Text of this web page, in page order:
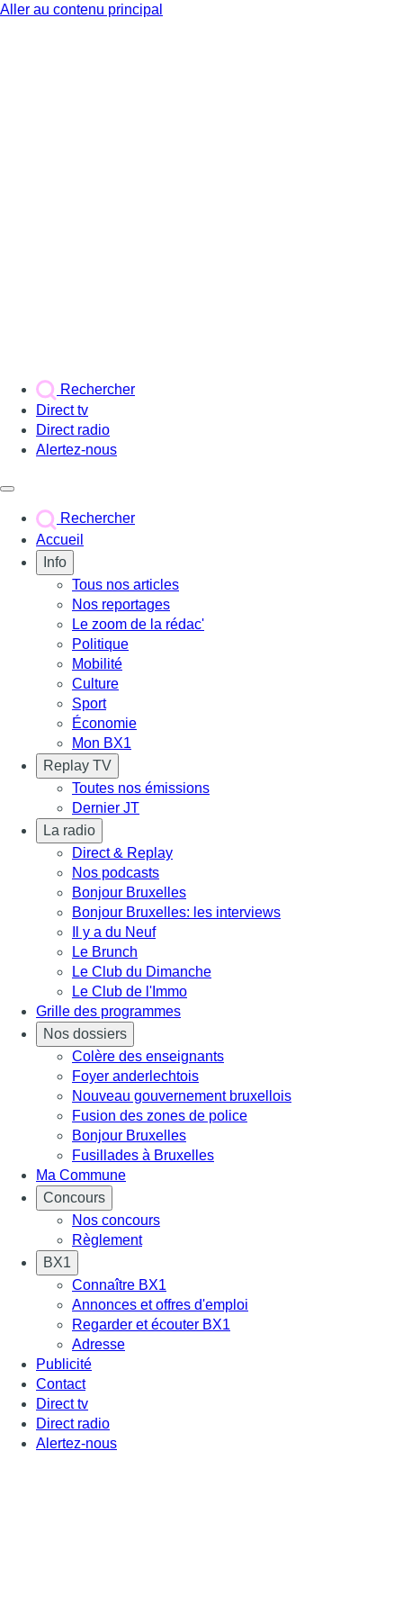
Aller au contenu principal
Rechercher
Direct tv
Direct radio
Alertez-nous
Rechercher
Accueil
Info
Tous nos articles
Nos reportages
Le zoom de la rédac'
Politique
Mobilité
Culture
Sport
Économie
Mon BX1
Replay TV
Toutes nos émissions
Dernier JT
La radio
Direct & Replay
Nos podcasts
Bonjour Bruxelles
Bonjour Bruxelles: les interviews
Il y a du Neuf
Le Brunch
Le Club du Dimanche
Le Club de l'Immo
Grille des programmes
Nos dossiers
Colère des enseignants
Foyer anderlechtois
Nouveau gouvernement bruxellois
Fusion des zones de police
Bonjour Bruxelles
Fusillades à Bruxelles
Ma Commune
Concours
Nos concours
Règlement
BX1
Connaître BX1
Annonces et offres d'emploi
Regarder et écouter BX1
Adresse
Publicité
Contact
Direct tv
Direct radio
Alertez-nous